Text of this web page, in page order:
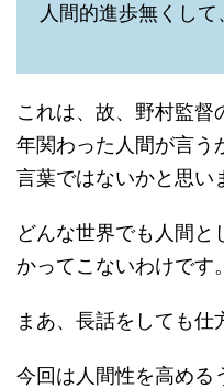
人間的進歩無くし
これは、故、野村監督
年関わった人間が言う
言葉ではないかと思い
どんな世界でも人間と
かってこないわけです。
まあ、長話をしても仕
今回は人間性を高める